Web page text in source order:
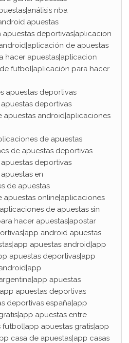
nba
apuestas
deportivas|aplicacion
de apuestas
hacer apuestas|aplicacion
futbol|aplicación para hacer
apuestas deportivas
deportivas
apuestas android|aplicaciones
de apuestas
de apuestas deportivas
deportivas
en
de apuestas
apuestas online|aplicaciones
de apuestas sin
hacer apuestas|apostar
android apuestas
apuestas android|app
apuestas deportivas|app
apuestas
apuestas deportivas
deportivas españa|app
apuestas entre
futbol|app apuestas gratis|app
casa de apuestas|app casas